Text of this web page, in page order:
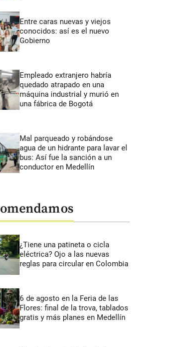
Entre caras nuevas y viejos
conocidos: así es el nuevo
Gobierno
Empleado extranjero habría
quedado atrapado en una
máquina industrial y murió en
una fábrica de Bogotá
Mal parqueado y robándose
agua de un hidrante para lavar el
bus: Así fue la sanción a un
conductor en Medellín
¿Tiene una patineta o cicla
eléctrica? Ojo a las nuevas
reglas para circular en Colombia
6 de agosto en la Feria de las
Flores: final de la trova, tablados
gratis y más planes en Medellín